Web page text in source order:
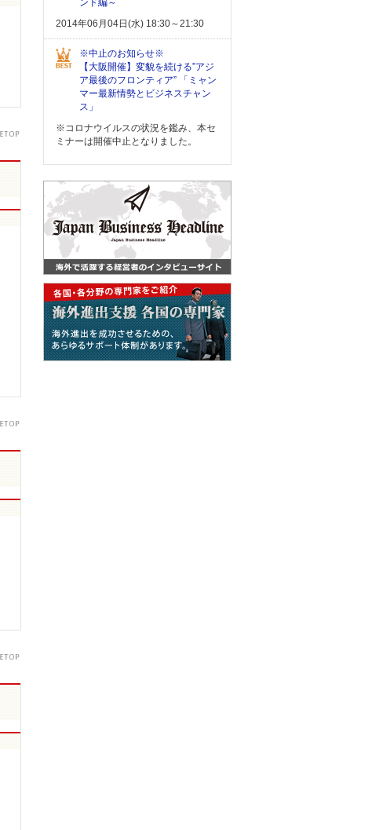
ンド編～
2014年06月04日(水) 18:30～21:30
※中止のお知らせ※
【大阪開催】変貌を続ける”アジ
ア最後のフロンティア” 「ミャン
マー最新情勢とビジネスチャン
ス」
※コロナウイルスの状況を鑑み、本セ
ミナーは開催中止となりました。